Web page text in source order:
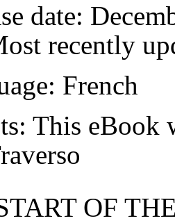
date:
recently
: French
: This eBook
OF